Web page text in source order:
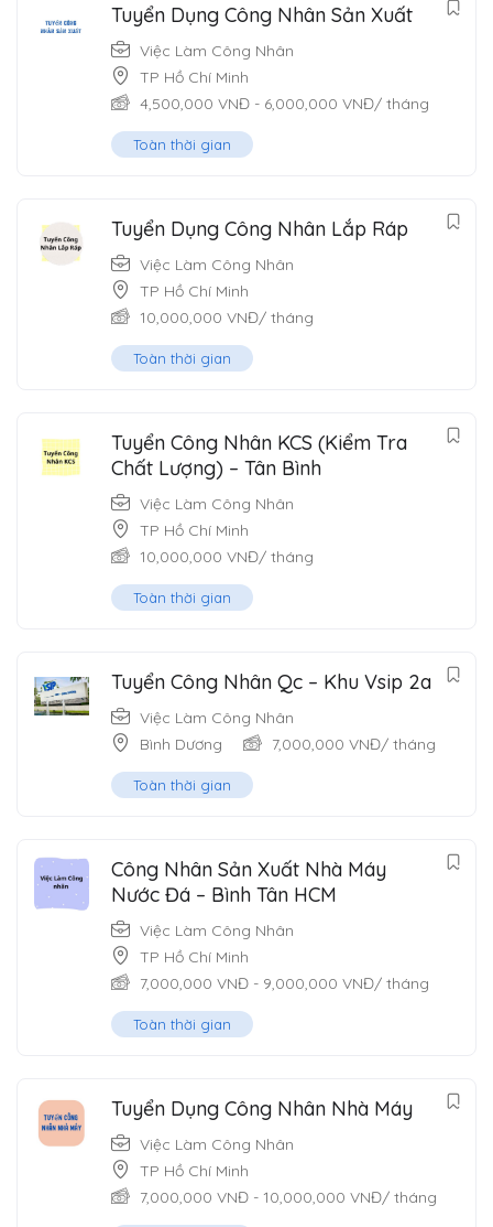
Tuyển Dụng Công Nhân Sản Xuất
Việc Làm Công Nhân
TP Hồ Chí Minh
4,500,000 VNĐ - 6,000,000 VNĐ/ tháng
Toàn thời gian
Tuyển Dụng Công Nhân Lắp Ráp
Việc Làm Công Nhân
TP Hồ Chí Minh
10,000,000 VNĐ/ tháng
Toàn thời gian
Tuyển Công Nhân KCS (Kiểm Tra
Chất Lượng) – Tân Bình
Việc Làm Công Nhân
TP Hồ Chí Minh
10,000,000 VNĐ/ tháng
Toàn thời gian
Tuyển Công Nhân Qc – Khu Vsip 2a
Việc Làm Công Nhân
Bình Dương
7,000,000 VNĐ/ tháng
Toàn thời gian
Công Nhân Sản Xuất Nhà Máy
Nước Đá – Bình Tân HCM
Việc Làm Công Nhân
TP Hồ Chí Minh
7,000,000 VNĐ - 9,000,000 VNĐ/ tháng
Toàn thời gian
Tuyển Dụng Công Nhân Nhà Máy
Việc Làm Công Nhân
TP Hồ Chí Minh
7,000,000 VNĐ - 10,000,000 VNĐ/ tháng